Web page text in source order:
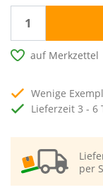
auf Merkzettel
Wenige
Lieferzeit 3 - 6
per